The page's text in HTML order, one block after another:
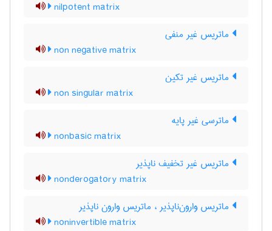
nilpotent matrix
ماتریس غیر منفی
non negative matrix
ماتریس غیر تکین
non singular matrix
ماترسی غیر پایه
nonbasic matrix
ماتریس غیر تخفیف ناپذیر
nonderogatory matrix
ماتریس وارون‌ناپذیر ، ماتریس وارون ناپذیر
noninvertible matrix